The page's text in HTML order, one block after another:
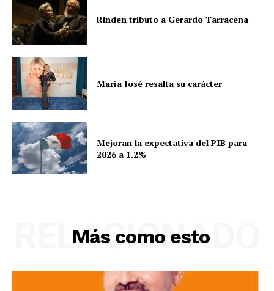
Rinden tributo a Gerardo Tarracena
María José resalta su carácter
Mejoran la expectativa del PIB para
2026 a 1.2%
Más como esto
RELACIONADO